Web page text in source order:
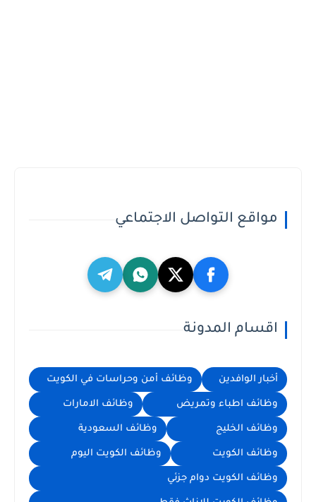
مواقع التواصل الاجتماعي
اقسام المدونة
أخبار الوافدين وظائف أمن وحراسات في الكويت
وظائف اطباء وتمريض وظائف الامارات
وظائف الخليج وظائف السعودية
وظائف الكويت وظائف الكويت اليوم
وظائف الكويت دوام جزئي